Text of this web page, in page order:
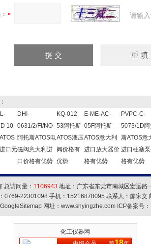
请输
10
口元
DHI-
0631/2/FI/NO
阿托斯ATOS电
磁阀意大利进
口价格有优势
KQ-012
53阿托斯
ATOS液压
阀价格有
优势
E-ME-AC-
05F阿托斯
ATOS意大利
进口放大器价
格有优势
PVPC-C-
5073/1D阿
斯ATOS意
进口柱塞
格有优势
总访问量： 1106943 地址：广东省东莞市南城区宏远路
0769-22301098 手机：15216878095 联系人：廖宋文
GoogleSitemap 网址：www.shyingzhe.com ICP备案号：
化工仪器网